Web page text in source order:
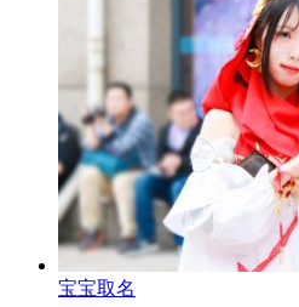
宝宝取名